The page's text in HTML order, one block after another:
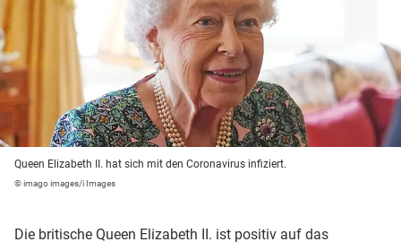
Queen Elizabeth II. hat sich mit den Coronavirus infiziert.
© imago images/i Images
Die britische Queen Elizabeth II. ist positiv auf das